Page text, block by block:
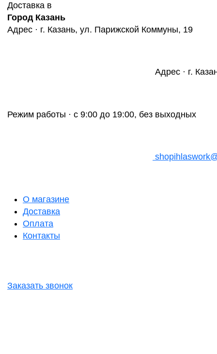
Доставка в
Город Казань
Адрес · г. Казань, ул. Парижской Коммуны, 19
Адрес · г.
Режим работы · с 9:00 до 19:00, без выходных
О магазине
Доставка
Оплата
Контакты
Заказать звонок